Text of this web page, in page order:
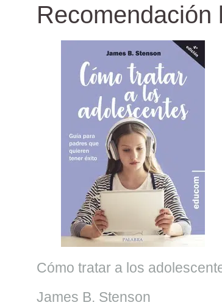
Recomendación
Cómo tratar a los
James B. Stenson